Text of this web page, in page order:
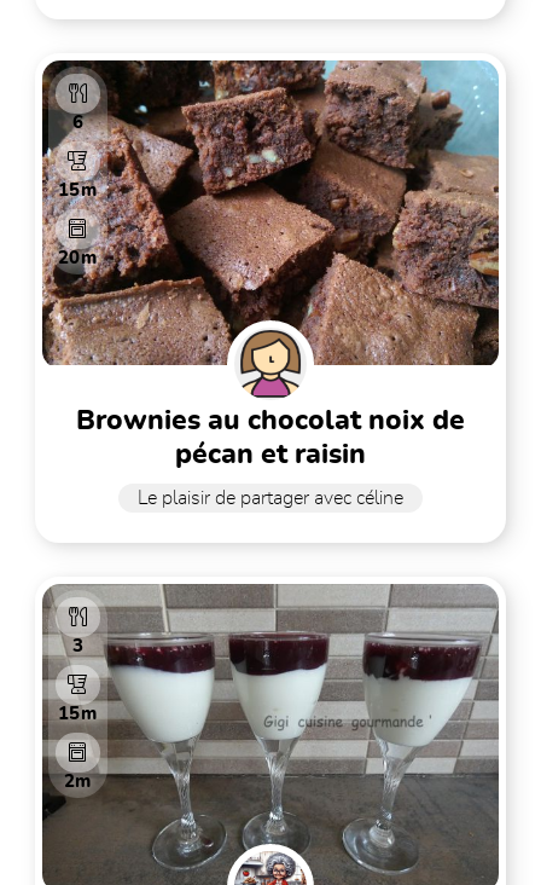
6
15m
20m
brownies au chocolat noix de
pécan et raisin
Le plaisir de partager avec céline
3
15m
2m